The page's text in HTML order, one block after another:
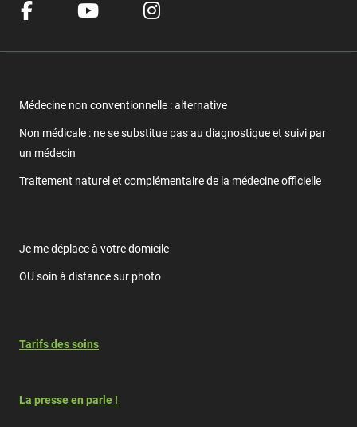
Médecine non conventionnelle : alternative
Non médicale : ne se substitue pas au diagnostique et suivi par
un médecin
Traitement naturel et complémentaire de la médecine officielle
Je me déplace à votre domicile
OU soin à distance sur photo
Tarifs des soins
La presse en parle !